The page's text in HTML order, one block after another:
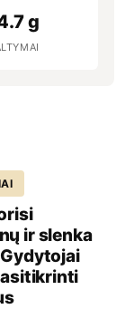
g
ir slenka